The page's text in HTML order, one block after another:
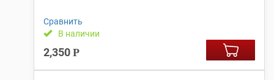
Сравнить
В наличии
2,350 Р